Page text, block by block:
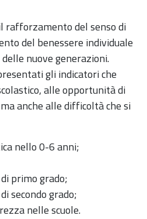
rafforzamento del senso di
del benessere individuale
nuove generazioni.
gli indicatori che
alle opportunità di
anche alle difficoltà che si
nello 0-6 anni;
primo grado;
secondo grado;
nelle scuole.